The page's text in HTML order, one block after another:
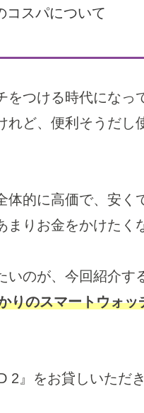
コスパについて
つける時代になっ
れど、便利そうだ
的に高価で、安く
まりお金をかけたく
いのが、今回紹介す
りのスマートウォ
2』をお貸しいただ